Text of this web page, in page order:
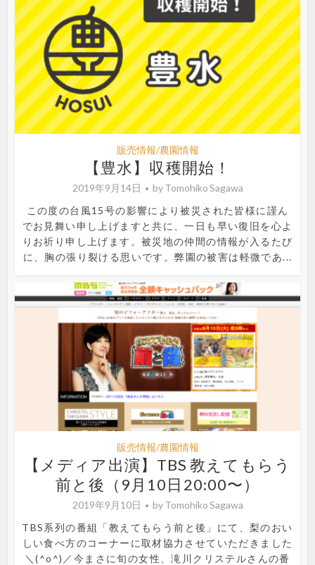
販売情報/農園情報
【豊水】収穫開始！
2019年9月14日 byTomohiko Sagawa
この度の台風15号の影響により被災された皆様に謹ん
でお見舞い申し上げますと共に、一日も早い復旧を心よ
りお祈り申し上げます。被災地の仲間の情報が入るたび
に、胸の張り裂ける思いです。弊園の被害は軽微であ...
販売情報/農園情報
【メディア出演】TBS 教えてもらう
前と後（9月10日20:00〜）
2019年9月10日 byTomohiko Sagawa
TBS系列の番組「教えてもらう前と後」にて、梨のおい
しい食べ方のコーナーに取材協力させていただきました
＼(^o^)／今まさに旬の女性、滝川クリステルさんの番